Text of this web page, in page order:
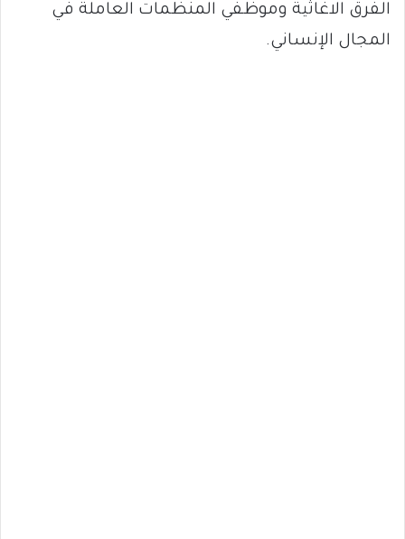
الفرق الاغاثية وموظفي المنظمات العاملة في
المجال الإنساني.